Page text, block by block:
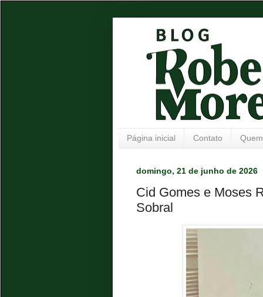
Página inicial Contato
domingo, 21 de junho de 2026
Cid Gomes e Moses
Sobral